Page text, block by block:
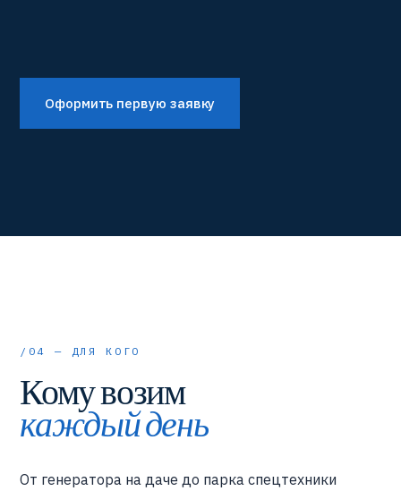
Оформить первую заявку
/04 — ДЛЯ КОГО
Кому возим
каждый день
От генератора на даче до парка спецтехники